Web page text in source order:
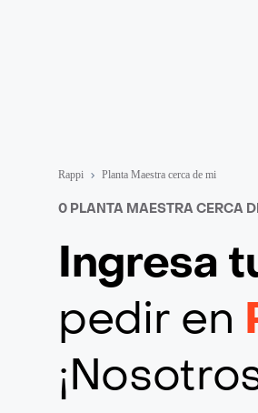
Rappi Planta Maestra cerca de mi
0 PLANTA MAESTRA CERCA
Ingresa
pedir en